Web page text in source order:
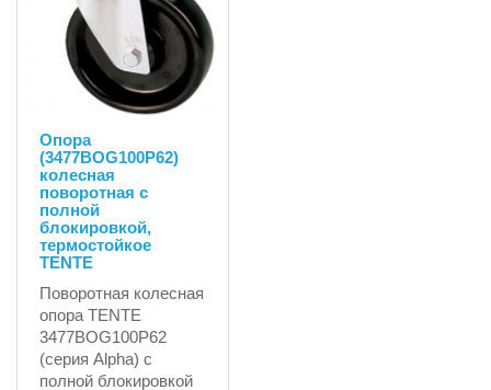
Опора
(3477BOG100P62)
колесная
поворотная с
полной
блокировкой,
термостойкое
TENTE
Поворотная колесная
опора TENTE
3477BOG100P62
(серия Alpha) с
полной блокировкой